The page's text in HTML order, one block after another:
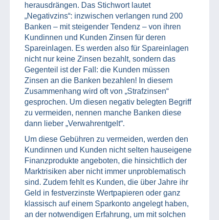
herausdrängen. Das Stichwort lautet
„Negativzins“: inzwischen verlangen rund 200
Banken – mit steigender Tendenz – von ihren
Kundinnen und Kunden Zinsen für deren
Spareinlagen. Es werden also für Spareinlagen
nicht nur keine Zinsen bezahlt, sondern das
Gegenteil ist der Fall: die Kunden müssen
Zinsen an die Banken bezahlen! In diesem
Zusammenhang wird oft von „Strafzinsen“
gesprochen. Um diesen negativ belegten Begriff
zu vermeiden, nennen manche Banken diese
dann lieber „Verwahrentgelt“.
Um diese Gebühren zu vermeiden, werden den
Kundinnen und Kunden nicht selten hauseigene
Finanzprodukte angeboten, die hinsichtlich der
Marktrisiken aber nicht immer unproblematisch
sind. Zudem fehlt es Kunden, die über Jahre ihr
Geld in festverzinste Wertpapieren oder ganz
klassisch auf einem Sparkonto angelegt haben,
an der notwendigen Erfahrung, um mit solchen